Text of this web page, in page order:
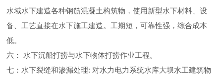
水域水下建造各种钢筋混凝土构筑物，使用新型水下材料、设
备、工艺直接在水下施工建造。工期短，可靠性强，综合成本
低。
六： 水下沉船打捞与水下物体打捞作业工程。
七：水下裂缝和渗漏处理: 对水力电力系统水库大坝水工建筑物